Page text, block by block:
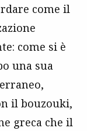
come il
come si è
una sua
il bouzouki,
greca che il